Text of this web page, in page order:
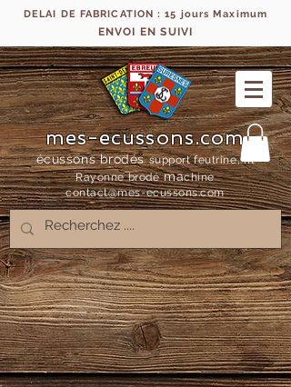
DELAI DE FABRICATION : 15 jours Maximum
ENVOI EN SUIVI
mes-ecussons.com
écussons brodés support feutrine, fil
Rayonne brodémachine
contact@mes-ecussons.com